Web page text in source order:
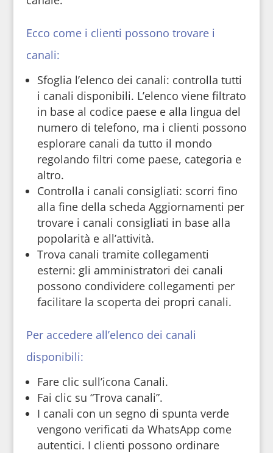
Ecco come i clienti possono trovare i
canali:
Sfoglia l’elenco dei canali: controlla tutti
i canali disponibili. L’elenco viene filtrato
in base al codice paese e alla lingua del
numero di telefono, ma i clienti possono
esplorare canali da tutto il mondo
regolando filtri come paese, categoria e
altro.
Controlla i canali consigliati: scorri fino
alla fine della scheda Aggiornamenti per
trovare i canali consigliati in base alla
popolarità e all’attività.
Trova canali tramite collegamenti
esterni: gli amministratori dei canali
possono condividere collegamenti per
facilitare la scoperta dei propri canali.
Per accedere all’elenco dei canali
disponibili:
Fare clic sull’icona Canali.
Fai clic su “Trova canali”.
I canali con un segno di spunta verde
vengono verificati da WhatsApp come
autentici. I clienti possono ordinare